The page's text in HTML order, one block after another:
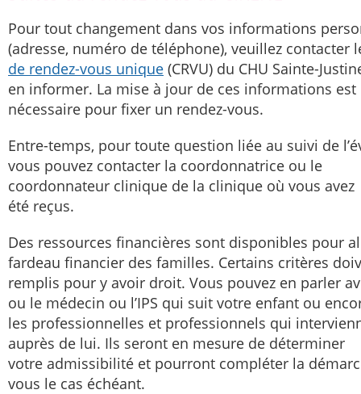
Pour tout changement dans vos informations
(adresse, numéro de téléphone), veuillez contacter
de rendez-vous unique (CRVU) du CHU Sainte-
en informer. La mise à jour de ces informations est
nécessaire pour fixer un rendez-vous.
Entre-temps, pour toute question liée au suivi de
vous pouvez contacter la coordonnatrice ou le
coordonnateur clinique de la clinique où vous avez
été reçus.
Des ressources financières sont disponibles pour
fardeau financier des familles. Certains critères
remplis pour y avoir droit. Vous pouvez en parler
ou le médecin ou l’IPS qui suit votre enfant ou
les professionnelles et professionnels qui
auprès de lui. Ils seront en mesure de déterminer
votre admissibilité et pourront compléter la
vous le cas échéant.